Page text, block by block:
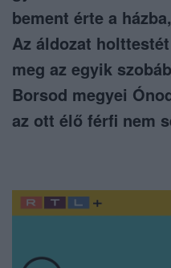
bement érte a
Az áldozat
meg az egyik
Borsod megyei
az ott élő férfi nem